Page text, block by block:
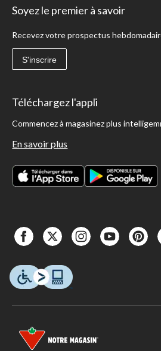
Soyez le premier à savoir
Recevez votre prospectus
S'inscrire
Téléchargez l'appli
Commencez à magasinez plus
En savoir plus